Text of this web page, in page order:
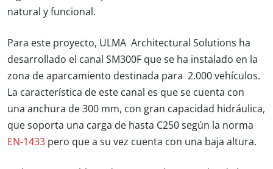
natural y funcional.
Para este proyecto, ULMA Architectural Solutions ha
desarrollado el canal SM300F que se ha instalado en la
zona de aparcamiento destinada para 2.000 vehículos.
La característica de este canal es que se cuenta con
una anchura de 300 mm, con gran capacidad hidráulica,
que soporta una carga de hasta C250 según la norma
EN-1433 pero que a su vez cuenta con una baja altura.